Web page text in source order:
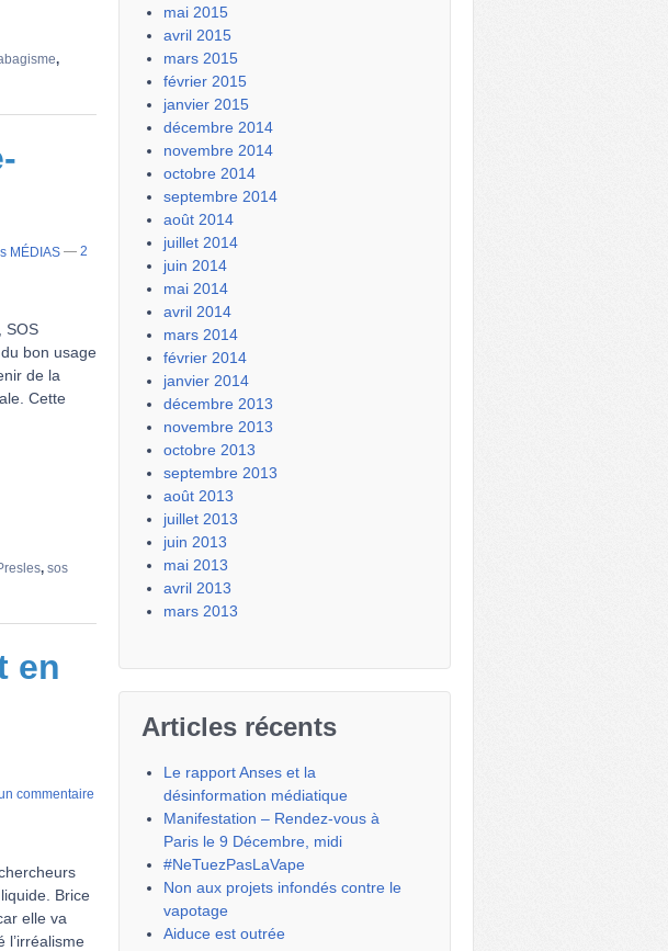
,
MÉDIAS — 2
SOS
bon usage
de la
Cette
, sos
en
commentaire
Brice
elle va
l’irréalisme
mai 2015
avril 2015
mars 2015
février 2015
janvier 2015
décembre 2014
novembre 2014
octobre 2014
septembre 2014
août 2014
juillet 2014
juin 2014
mai 2014
avril 2014
mars 2014
février 2014
janvier 2014
décembre 2013
novembre 2013
octobre 2013
septembre 2013
août 2013
juillet 2013
juin 2013
mai 2013
avril 2013
mars 2013
Articles récents
Le rapport Anses et la
désinformation médiatique
Manifestation – Rendez-vous à
Paris le 9 Décembre, midi
#NeTuezPasLaVape
Non aux projets infondés contre le
vapotage
Aiduce est outrée